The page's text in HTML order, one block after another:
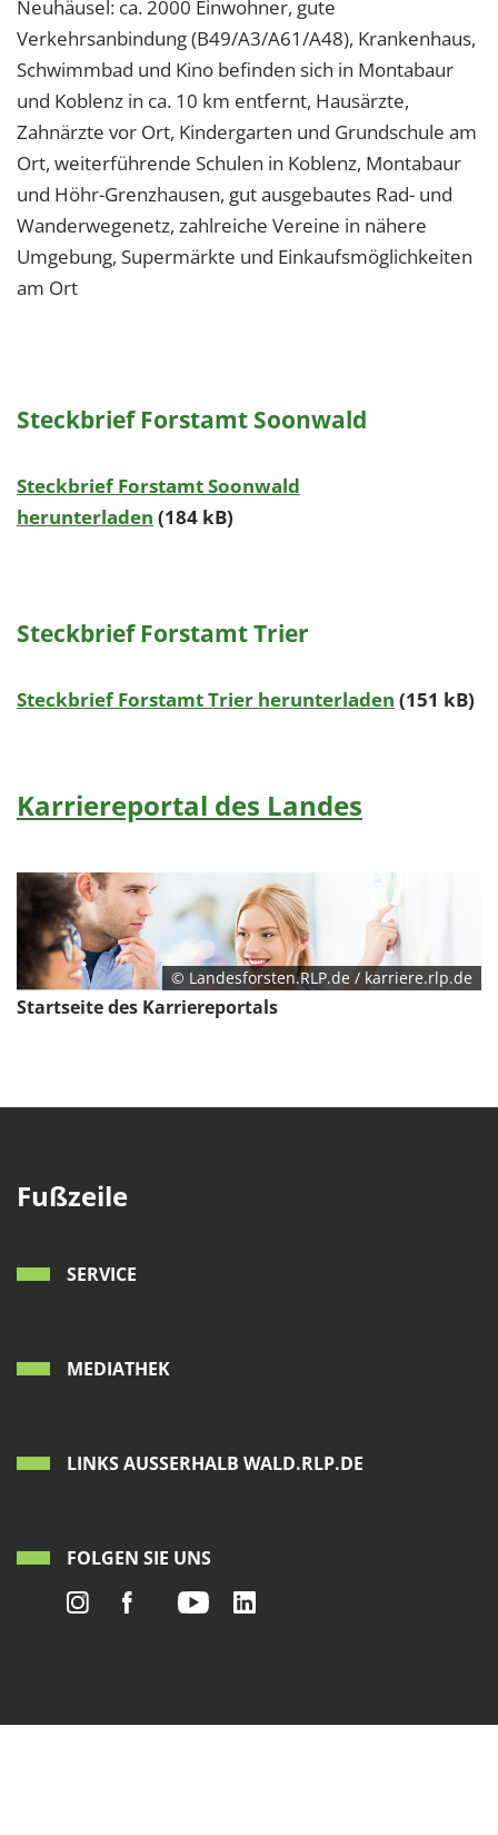
Neuhäusel: ca. 2000 Einwohner, gute
Verkehrsanbindung (B49/A3/A61/A48), Krankenhaus,
Schwimmbad und Kino befinden sich in Montabaur
und Koblenz in ca. 10 km entfernt, Hausärzte,
Zahnärzte vor Ort, Kindergarten und Grundschule am
Ort, weiterführende Schulen in Koblenz, Montabaur
und Höhr-Grenzhausen, gut ausgebautes Rad- und
Wanderwegenetz, zahlreiche Vereine in nähere
Umgebung, Supermärkte und Einkaufsmöglichkeiten
am Ort
Steckbrief Forstamt Soonwald
Steckbrief Forstamt Soonwald
herunterladen (184 kB)
Steckbrief Forstamt Trier
Steckbrief Forstamt Trier herunterladen (151 kB)
Karriereportal des Landes
© Landesforsten.RLP.de / karriere.rlp.de
Startseite des Karriereportals
Fußzeile
SERVICE
MEDIATHEK
LINKS AUSSERHALB WALD.RLP.DE
FOLGEN SIE UNS